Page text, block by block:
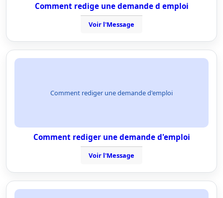
Comment redige une demande d emploi
Voir l'Message
Comment rediger une demande d'emploi
Comment rediger une demande d'emploi
Voir l'Message